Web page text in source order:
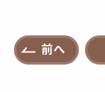
前へ